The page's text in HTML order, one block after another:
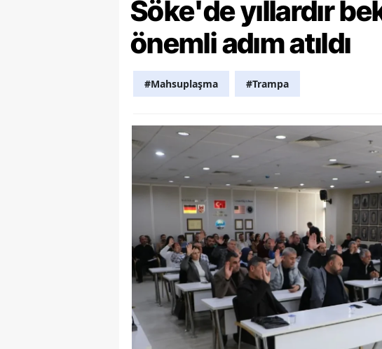
Ardahan
Iğdır
Düzce
Söke'de yıllardır
önemli adım atıldı
#Mahsuplaşma #Trampa